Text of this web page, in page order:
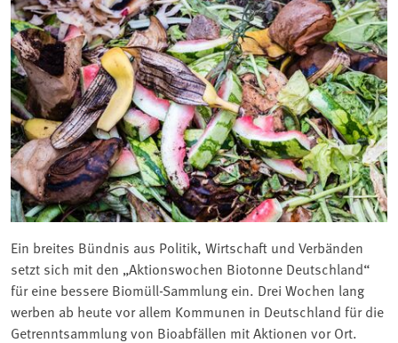
Ein breites Bündnis aus Politik, Wirtschaft und Verbänden
setzt sich mit den „Aktionswochen Biotonne Deutschland“
für eine bessere Biomüll-Sammlung ein. Drei Wochen lang
werben ab heute vor allem Kommunen in Deutschland für die
Getrenntsammlung von Bioabfällen mit Aktionen vor Ort.